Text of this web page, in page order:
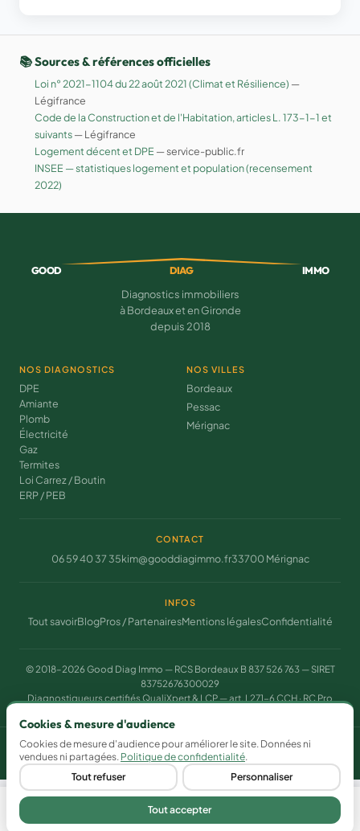
📚 Sources & références officielles
Loi n° 2021-1104 du 22 août 2021 (Climat et Résilience) —
Légifrance
Code de la Construction et de l'Habitation, articles L. 173-1-1 et
suivants— Légifrance
Logement décent et DPE — service-public.fr
INSEE — statistiques logement et population (recensement
2022)
GOOD DIAG IMMO
Diagnostics immobiliers
à Bordeaux et en Gironde
depuis 2018
NOS DIAGNOSTICS
DPE
Amiante
Plomb
Électricité
Gaz
Termites
Loi Carrez / Boutin
ERP / PEB
NOS VILLES
Bordeaux
Pessac
Mérignac
CONTACT
06 59 40 37 35kim@gooddiagimmo.fr33700 Mérignac
INFOS
Tout savoirBlogPros / PartenairesMentions légalesConfidentialité
© 2018–2026 Good Diag Immo — RCS Bordeaux B 837 526 763 — SIRET
83752676300029
Diagnostiqueurs certifiés QualiXpert & LCP — art. L271-6 CCH · RC Pro
Gérer mes cookies
Cookies & mesure d'audience
Cookies de mesure d'audience pour améliorer le site. Données ni
vendues ni partagées. Politique de confidentialité.
Tout refuser Personnaliser
Tout accepter